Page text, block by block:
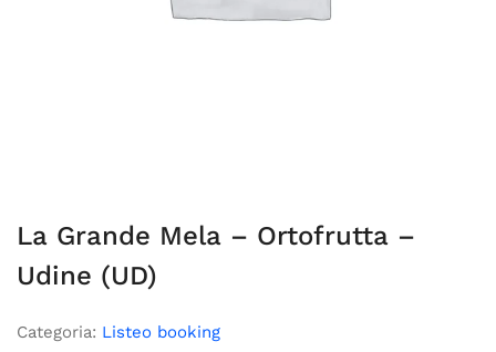
La Grande Mela – Ortofrutta –
Udine (UD)
Categoria: Listeo booking